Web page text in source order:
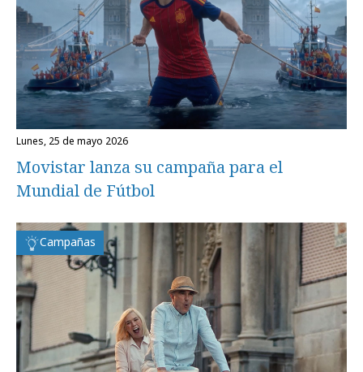
lunes, 25 de mayo 2026
Movistar lanza su campaña para el
Mundial de Fútbol
Campañas